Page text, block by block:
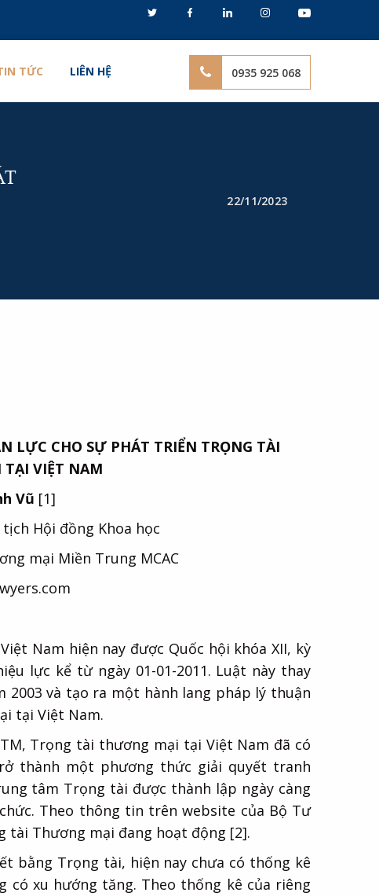
TỨC LIÊN HỆ 0935 925 068
22/11/2023
LỰC CHO SỰ PHÁT TRIỂN TRỌNG TÀI
VIỆT NAM
Vũ [1]
Hội đồng Khoa học
mại Miền Trung MCAC
Nam hiện nay được Quốc hội khóa XII, kỳ
lực kể từ ngày 01-01-2011. Luật này thay
và tạo ra một hành lang pháp lý thuận
tại Việt Nam.
Trọng tài thương mại tại Việt Nam đã có
thành một phương thức giải quyết tranh
tâm Trọng tài được thành lập ngày càng
Theo thông tin trên website của Bộ Tư
tài Thương mại đang hoạt động [2].
bằng Trọng tài, hiện nay chưa có thống kê
có xu hướng tăng. Theo thống kê của riêng